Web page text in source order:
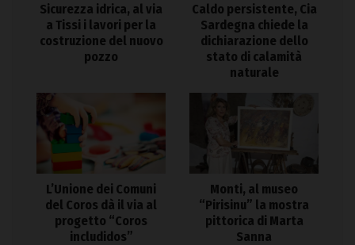
Sicurezza idrica, al via
a Tissi i lavori per la
costruzione del nuovo
pozzo
Caldo persistente, Cia
Sardegna chiede la
dichiarazione dello
stato di calamità
naturale
L’Unione dei Comuni
del Coros dà il via al
progetto “Coros
includidos”
Monti, al museo
“Pirisinu” la mostra
pittorica di Marta
Sanna